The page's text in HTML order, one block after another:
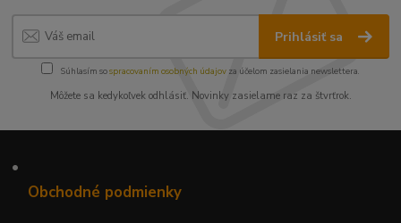
Prihlásiť sa
Súhlasím sospracovaním osobných údajov za účelom zasielania newslettera.
Môžete sa kedykoľvek odhlásiť. Novinky zasielame raz za štvrťrok.
•
Obchodné podmienky